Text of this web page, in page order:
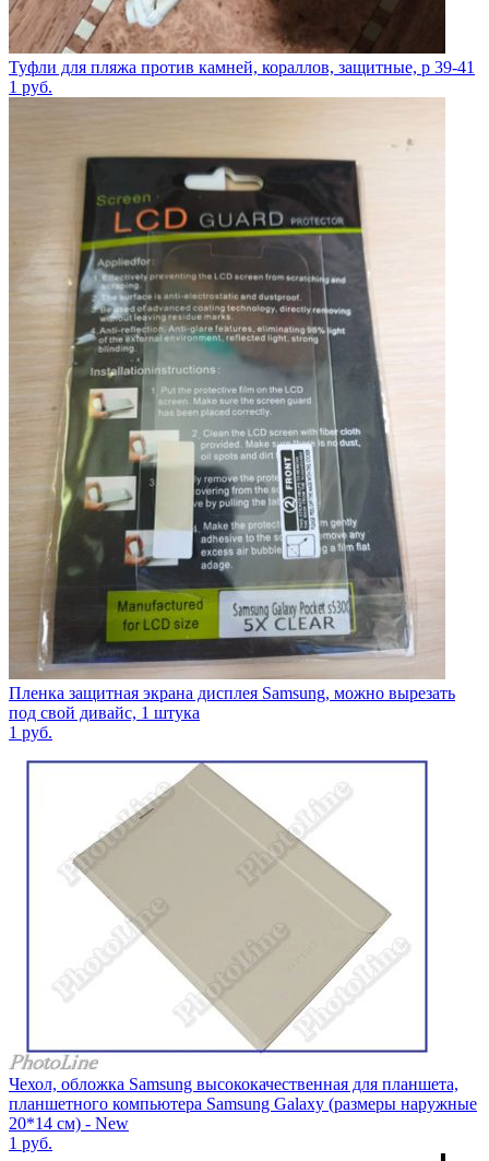
Туфли для пляжа против камней, кораллов, защитные, р 39-41
1 руб.
Пленка защитная экрана дисплея Samsung, можно вырезать
под свой дивайс, 1 штука
1 руб.
Чехол, обложка Samsung высококачественная для планшета,
планшетного компьютера Samsung Galaxy (размеры наружные
20*14 см) - New
1 руб.